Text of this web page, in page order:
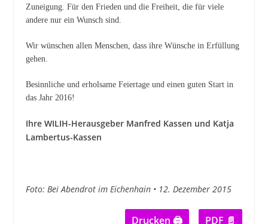
Zuneigung. Für den Frieden und die Freiheit, die für viele
andere nur ein Wunsch sind.
Wir wünschen allen Menschen, dass ihre Wünsche in Erfüllung
gehen.
Besinnliche und erholsame Feiertage und einen guten Start in
das Jahr 2016!
Ihre WILIH-Herausgeber Manfred Kassen und Katja
Lambertus-Kassen
Foto: Bei Abendrot im Eichenhain • 12. Dezember 2015
Drucken 🖨 PDF 📄